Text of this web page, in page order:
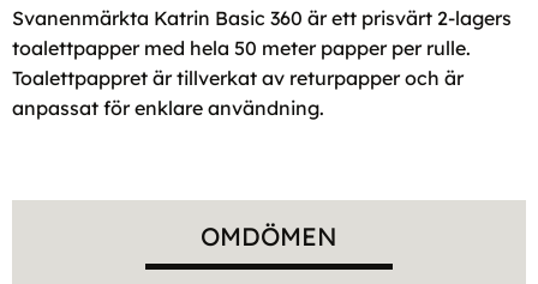
Svanenmärkta Katrin Basic 360 är ett prisvärt 2-lagers
toalettpapper med hela 50 meter papper per rulle.
Toalettpappret är tillverkat av returpapper och är
anpassat för enklare användning.
OMDÖMEN